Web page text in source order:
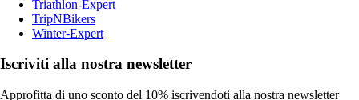
Triathlon-Expert
TripNBikers
Winter-Expert
Iscriviti alla nostra newsletter
Approfitta di uno sconto del 10% iscrivendoti alla nostra newsletter